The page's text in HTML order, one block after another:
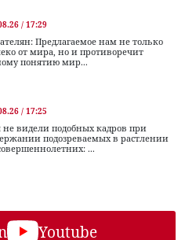
/ 17:29
Предлагаемое нам не только
от мира, но и противоречит
понятию мир...
/ 17:25
видели подобных кадров при
подозреваемых в растлении
...
Youtube